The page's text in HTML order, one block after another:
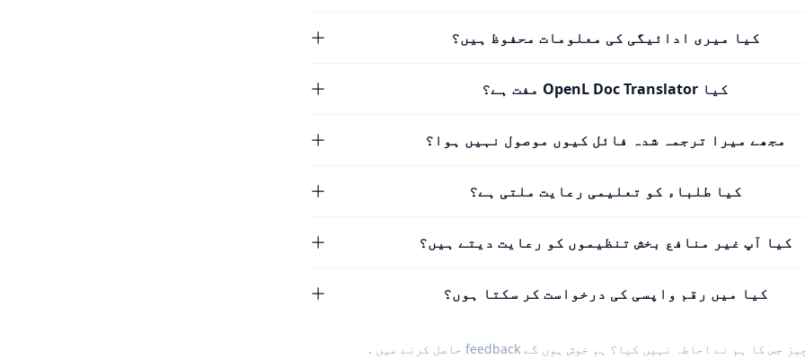
کیا میری ادائیگی کی معلومات محفوظ ہیں؟
کیا OpenL Doc Translator مفت ہے؟
مجھے میرا ترجمہ شدہ فائل کیوں موصول نہیں ہوا؟
کیا طلباء کو تعلیمی رعایت ملتی ہے؟
کیا آپ غیر منافع بخش تنظیموں کو رعایت دیتے ہیں؟
کیا میں رقم واپسی کی درخواست کر سکتا ہوں؟
جس کا ہم نے احاطہ نہیں کیا؟ ہم خوش ہوں گےfeedback حاصل کرنے میں .